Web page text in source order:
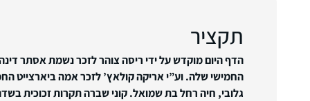
תקציר
הדף היום מוקדש על ידי ריסה צוהר לזכר נשמת אסתר
החמישי שלה.וע”י אריקה קולאץ’ לזכר אמה ביארצייט
גלובי, חיה רחל בת שמואל. קוני שברה תקרות זכוכית